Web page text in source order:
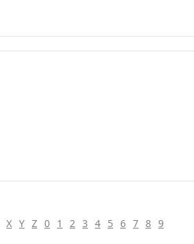
X Y Z 0 1 2 3 4 5 6 7 8 9